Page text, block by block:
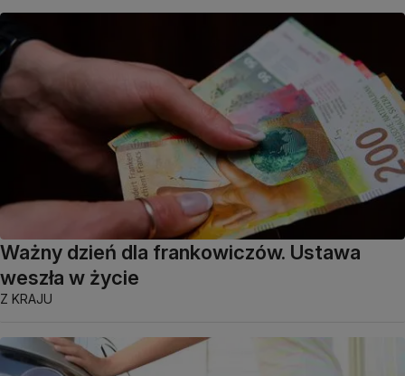
Ważny dzień dla frankowiczów. Ustawa
weszła w życie
Z KRAJU